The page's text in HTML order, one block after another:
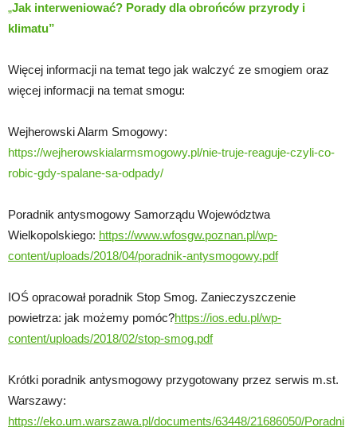
„Jak interweniować? Porady dla obrońców przyrody i
klimatu”
Więcej informacji na temat tego jak walczyć ze smogiem oraz
więcej informacji na temat smogu:
Wejherowski Alarm Smogowy:
https://wejherowskialarmsmogowy.pl/nie-truje-reaguje-czyli-co-
robic-gdy-spalane-sa-odpady/
Poradnik antysmogowy Samorządu Województwa
Wielkopolskiego: https://www.wfosgw.poznan.pl/wp-
content/uploads/2018/04/poradnik-antysmogowy.pdf
IOŚ opracował poradnik Stop Smog. Zanieczyszczenie
powietrza: jak możemy pomóc?https://ios.edu.pl/wp-
content/uploads/2018/02/stop-smog.pdf
Krótki poradnik antysmogowy przygotowany przez serwis m.st.
Warszawy:
https://eko.um.warszawa.pl/documents/63448/21686050/Poradni